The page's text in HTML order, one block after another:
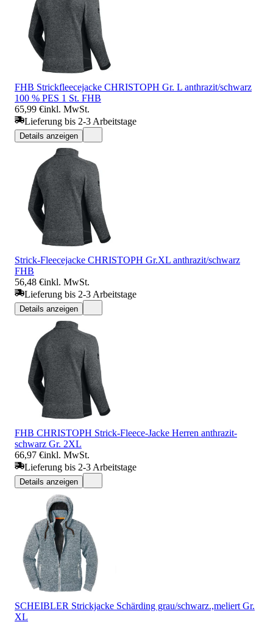
FHB Strickfleecejacke CHRISTOPH Gr. L anthrazit/schwarz
100 % PES 1 St. FHB
65,99 €inkl. MwSt.
Lieferung bis 2-3 Arbeitstage
Details anzeigen
Strick-Fleecejacke CHRISTOPH Gr.XL anthrazit/schwarz
FHB
56,48 €inkl. MwSt.
Lieferung bis 2-3 Arbeitstage
Details anzeigen
FHB CHRISTOPH Strick-Fleece-Jacke Herren anthrazit-
schwarz Gr. 2XL
66,97 €inkl. MwSt.
Lieferung bis 2-3 Arbeitstage
Details anzeigen
SCHEIBLER Strickjacke Schärding grau/schwarz.,meliert Gr.
XL